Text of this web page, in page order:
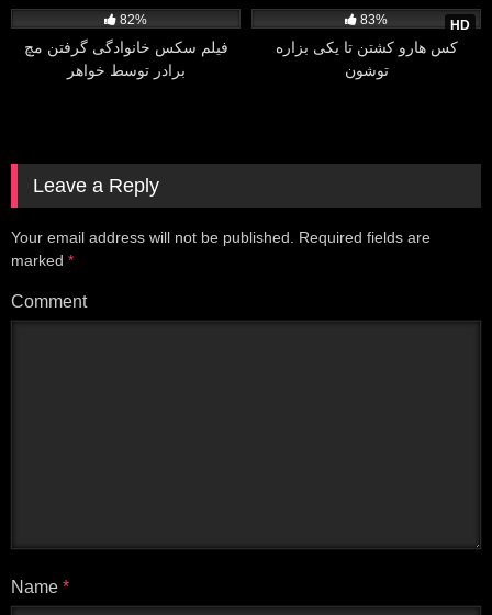
82%
فیلم سکس خانوادگی گرفتن مچ
برادر توسط خواهر
HD
83%
کس هارو کشتن تا یکی بزاره
توشون
Leave a Reply
Your email address will not be published. Required fields are
marked *
Comment
Name *